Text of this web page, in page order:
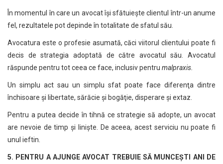
În momentul în care un avocat îşi sfătuieşte clientul într-un anume
fel, rezultatele pot depinde în totalitate de sfatul său.
Avocatura este o profesie asumată, căci viitorul clientului poate fi
decis de strategia adoptată de către avocatul său. Avocatul
răspunde pentru tot ceea ce face, inclusiv pentru malpraxis.
Un simplu act sau un simplu sfat poate face diferenţa dintre
închisoare şi libertate, sărăcie şi bogăţie, disperare şi extaz.
Pentru a putea decide în tihnă ce strategie să adopte, un avocat
are nevoie de timp şi linişte. De aceea, acest serviciu nu poate fi
unul ieftin.
5. PENTRU A AJUNGE AVOCAT TREBUIE SĂ MUNCEŞTI ANI DE